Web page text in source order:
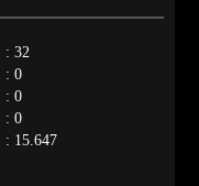
: 32
: 0
: 0
: 0
: 15.647